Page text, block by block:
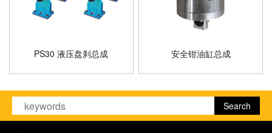
PS30 液压盘刹总成 安全钳油缸总成